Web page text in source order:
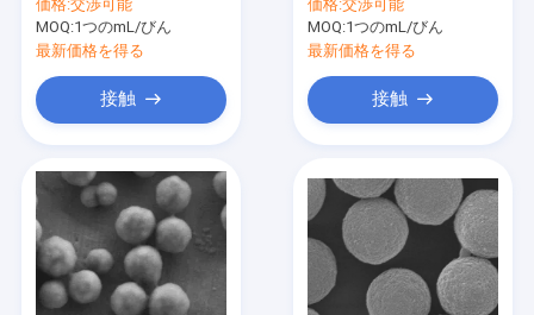
キシNanoparticle
価格:交渉可能
MOQ:1つのmL/びん
最新価格を得る
接触
磁気ビード50のmg/ml
100つのmL
価格:交渉可能
MOQ:1つのmL/びん
最新価格を得る
接触